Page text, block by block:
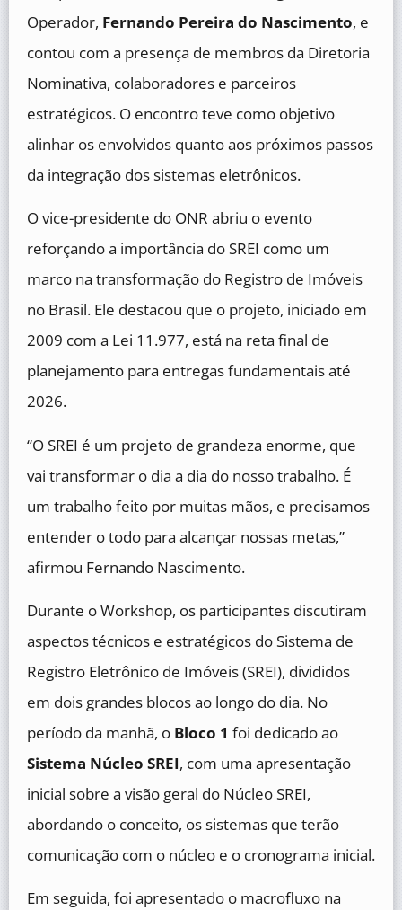
Operador, Fernando Pereira do Nascimento, e
contou com a presença de membros da Diretoria
Nominativa, colaboradores e parceiros
estratégicos. O encontro teve como objetivo
alinhar os envolvidos quanto aos próximos passos
da integração dos sistemas eletrônicos.
O vice-presidente do ONR abriu o evento
reforçando a importância do SREI como um
marco na transformação do Registro de Imóveis
no Brasil. Ele destacou que o projeto, iniciado em
2009 com a Lei 11.977, está na reta final de
planejamento para entregas fundamentais até
2026.
“O SREI é um projeto de grandeza enorme, que
vai transformar o dia a dia do nosso trabalho. É
um trabalho feito por muitas mãos, e precisamos
entender o todo para alcançar nossas metas,”
afirmou Fernando Nascimento.
Durante o Workshop, os participantes discutiram
aspectos técnicos e estratégicos do Sistema de
Registro Eletrônico de Imóveis (SREI), divididos
em dois grandes blocos ao longo do dia. No
período da manhã, o Bloco 1 foi dedicado ao
Sistema Núcleo SREI, com uma apresentação
inicial sobre a visão geral do Núcleo SREI,
abordando o conceito, os sistemas que terão
comunicação com o núcleo e o cronograma inicial.
Em seguida, foi apresentado o macrofluxo na